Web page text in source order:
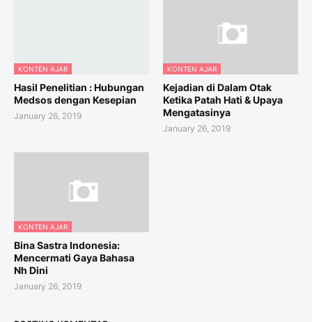
KONTEN AJAR
Hasil Penelitian : Hubungan
Medsos dengan Kesepian
January 26, 2019
KONTEN AJAR
Kejadian di Dalam Otak
Ketika Patah Hati & Upaya
Mengatasinya
January 26, 2019
KONTEN AJAR
Bina Sastra Indonesia:
Mencermati Gaya Bahasa
Nh Dini
January 26, 2019